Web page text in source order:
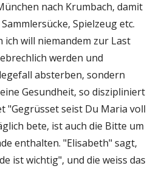
nach Krumbach, damit
Spielzeug etc.
ich will niemandem zur Last
werden und
absterben, sondern
Gesundheit, so diszipliniert
"Gegrüsset seist Du Maria voll
bete, ist auch die Bitte um
enthalten. "Elisabeth" sagt,
ist wichtig", und die weiss das